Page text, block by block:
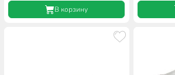
В корзину